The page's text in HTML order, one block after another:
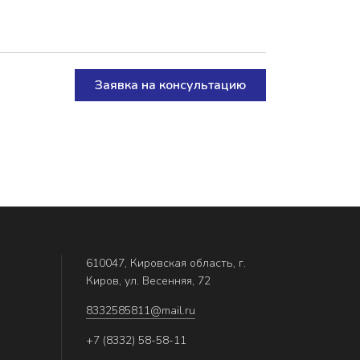
Заявка на консультацию
610047, Кировская область, г.
Киров, ул. Весенняя, 72
8332585811@mail.ru
+7 (8332) 58-58-11